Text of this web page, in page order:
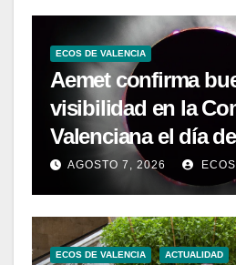
ECOS DE VALENCIA
Aemet confirma
visibilidad en la
Valenciana el día
AGOSTO 7, 2026
ECOS DE VALENCIA ACTUALIDAD